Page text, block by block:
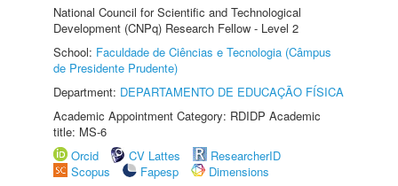
National Council for Scientific and Technological
Development (CNPq) Research Fellow - Level 2
School: Faculdade de Ciências e Tecnologia (Câmpus
de Presidente Prudente)
Department: DEPARTAMENTO DE EDUCAÇÃO FÍSICA
Academic Appointment Category: RDIDP Academic
title: MS-6
Orcid
CV Lattes
ResearcherID
Scopus
Fapesp
Dimensions